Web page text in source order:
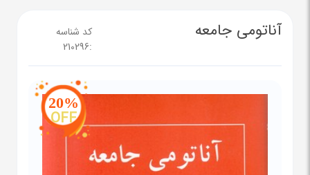
آناتومی جامعه
کد شناسه
:
210296
20%
OFF